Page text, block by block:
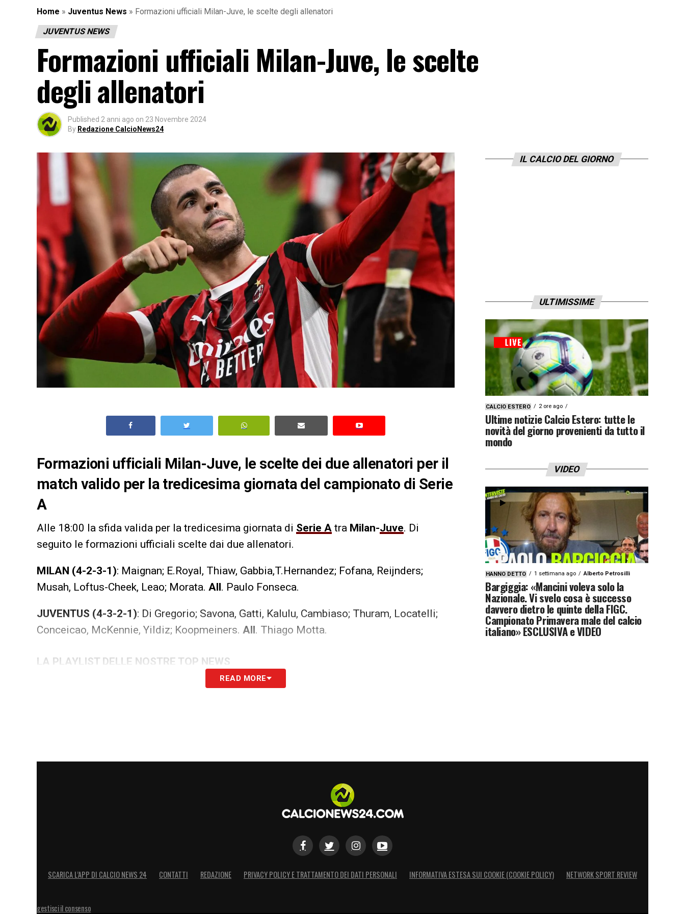
Home » Juventus News » Formazioni ufficiali Milan-Juve, le scelte degli allenatori
JUVENTUS NEWS
Formazioni ufficiali Milan-Juve, le scelte
degli allenatori
Published 2 anni ago on 23 Novembre 2024
By Redazione CalcioNews24
Formazioni ufficiali Milan-Juve, le scelte dei due allenatori per il
match valido per la tredicesima giornata del campionato di Serie
A
Alle 18:00 la sfida valida per la tredicesima giornata di Serie A tra Milan-Juve. Di
seguito le formazioni ufficiali scelte dai due allenatori.
MILAN (4-2-3-1): Maignan; E.Royal, Thiaw, Gabbia,T.Hernandez; Fofana, Reijnders;
Musah, Loftus-Cheek, Leao; Morata. All. Paulo Fonseca.
JUVENTUS (4-3-2-1): Di Gregorio; Savona, Gatti, Kalulu, Cambiaso; Thuram, Locatelli;
Conceicao, McKennie, Yildiz; Koopmeiners. All. Thiago Motta.
LA PLAYLIST DELLE NOSTRE TOP NEWS
READ MORE
IL CALCIO DEL GIORNO
ULTIMISSIME
CALCIO ESTERO 2 ore ago
Ultime notizie Calcio Estero: tutte le
novità del giorno provenienti da tutto il
mondo
VIDEO
HANNO DETTO 1 settimana ago Alberto Petrosilli
Bargiggia: «Mancini voleva solo la
Nazionale. Vi svelo cosa è successo
davvero dietro le quinte della FIGC.
Campionato Primavera male del calcio
italiano» ESCLUSIVA e VIDEO
SCARICA L’APP DI CALCIO NEWS 24 CONTATTI REDAZIONE PRIVACY POLICY E TRATTAMENTO DEI DATI PERSONALI INFORMATIVA ESTESA SUI COOKIE (COOKIE POLICY) NETWORK SPORT REVIEW
gestisci il consenso